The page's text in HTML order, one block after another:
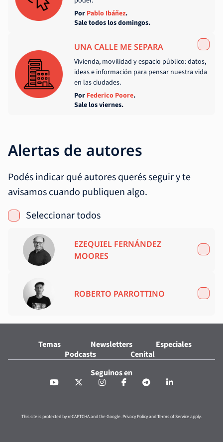
Por Pablo Ibáñez.
Sale todos los domingos.
UNA CALLE ME SEPARA
Vivienda, movilidad y espacio público: datos,
ideas e información para pensar nuestra vida
en las ciudades.
Por Federico Poore.
Sale los viernes.
Alertas de autores
Podés indicar qué autores querés seguir y te
avisamos cuando publiquen algo.
Seleccionar todos
EZEQUIEL FERNÁNDEZ
MOORES
ROBERTO PARROTTINO
Temas Newsletters
Especiales
Podcasts
Cenital
Seguinos en
This site is protected by reCAPTCHA and the Google. Privacy PolicyandTerms of Serviceapply.